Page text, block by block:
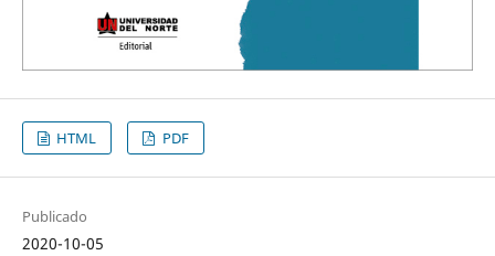
HTML PDF
Publicado
2020-10-05